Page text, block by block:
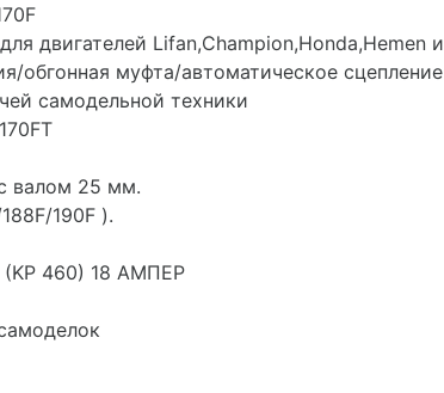
двигателей Lifan,Champion,Honda,Hemen
обгонная муфта/автоматическое сцепление
самодельной техники
валом 25 мм.
190F ).
(KP 460) 18 АМПЕР